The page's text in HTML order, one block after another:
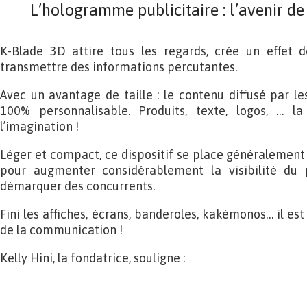
L’hologramme publicitaire : l’avenir
K-Blade 3D attire tous les regards, crée un effet
transmettre des informations percutantes.
Avec un avantage de taille : le contenu diffusé par
100% personnalisable. Produits, texte, logos, …
l’imagination !
Léger et compact, ce dispositif se place
pour augmenter considérablement la visibilité
démarquer des concurrents.
Fini les affiches, écrans, banderoles, kakémonos… il
de la communication !
Kelly Hini, la fondatrice, souligne :